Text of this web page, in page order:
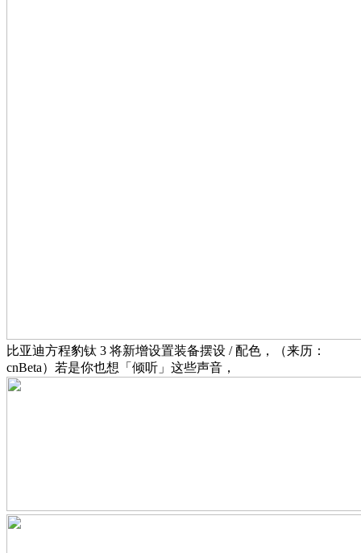
比亚迪方程豹钛 3 将新增设置装备摆设 / 配色，（来历：
cnBeta）若是你也想「倾听」这些声音，